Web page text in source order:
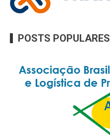
POSTS POPULARES